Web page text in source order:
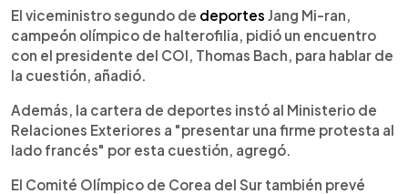
El viceministro segundo de deportes Jang Mi-ran,
campeón olímpico de halterofilia, pidió un encuentro
con el presidente del COI, Thomas Bach, para hablar de
la cuestión, añadió.
Además, la cartera de deportes instó al Ministerio de
Relaciones Exteriores a "presentar una firme protesta al
lado francés" por esta cuestión, agregó.
El Comité Olímpico de Corea del Sur también prevé